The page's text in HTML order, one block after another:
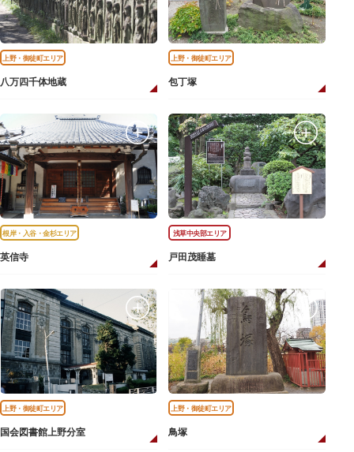
上野・御徒町エリア
八万四千体地蔵
上野・御徒町エリア
包丁塚
根岸・入谷・金杉エリア
英信寺
浅草中央部エリア
戸田茂睡墓
上野・御徒町エリア
国会図書館上野分室
上野・御徒町エリア
鳥塚